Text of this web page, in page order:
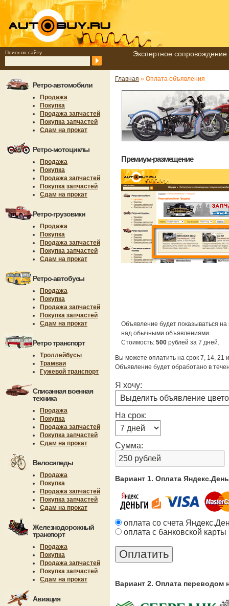
Поиск по сайту Экспертное
Ретро-автомобили
Продажа
Покупка
Продажа запчастей
Покупка запчастей
Сдам на прокат
Ретро-мотоциклы
Продажа
Покупка
Продажа запчастей
Покупка запчастей
Сдам на прокат
Ретро-грузовики
Продажа
Покупка
Продажа запчастей
Покупка запчастей
Сдам на прокат
Ретро-автобусы
Продажа
Покупка
Продажа запчастей
Покупка запчастей
Сдам на прокат
Ретро транспорт
Троллейбусы
Трамваи
Гужевой транспорт
Списанная военная
техника
Продажа
Покупка
Продажа запчастей
Покупка запчастей
Сдам на прокат
Велосипеды
Продажа
Покупка
Продажа запчастей
Покупка запчастей
Сдам на прокат
Железнодорожный
транспорт
Продажа
Покупка
Продажа запчастей
Покупка запчастей
Сдам на прокат
Авиация
Главная » Оплата объявления
Премиум-размещение
Объявление будет показываться
над обычными объявлениями.
Стоимость: 500 рублей за 7 дней.
Вы можете оплатить на срок 7, 14, 21
Объявление будет обработано в
Я хочу:
На срок:
Сумма:
Вариант 1. Оплата
оплата со счета
оплата с банковской карты
Вариант 2. Оплата переводом